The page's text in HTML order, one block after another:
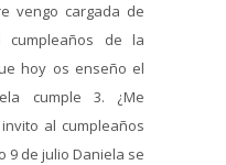
vengo cargada de
de la
hoy os enseño el
cumple 3. ¿Me
al cumpleaños
9 de julio Daniela se